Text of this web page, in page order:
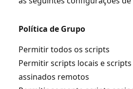
Política de Grupo
Permitir todos os scripts
Permitir scripts locais e scripts
assinados remotos